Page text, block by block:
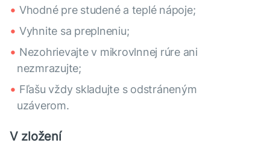
Vhodné pre studené a teplé nápoje;
Vyhnite sa preplneniu;
Nezohrievajte v mikrovlnnej rúre ani
nezmrazujte;
Fľašu vždy skladujte s odstráneným
uzáverom.
V zložení